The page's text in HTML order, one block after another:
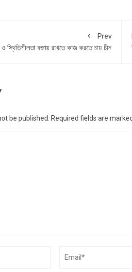
Prev
স্থিতিশীলতা বজায় রাখতে কাজ করতে চায় চীন
be published. Required fields are marked